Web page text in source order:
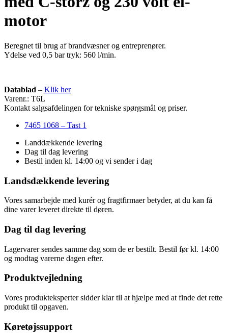
motor
Beregnet til brug af brandvæsner og entreprenører.
Ydelse ved 0,5 bar tryk: 560 l/min.
Datablad – Klik her
Varenr.: T6L
Kontakt salgsafdelingen for tekniske spørgsmål og priser.
7465 1068 – Tast 1
Landdækkende levering
Dag til dag levering
Bestil inden kl. 14:00 og vi sender i dag
Landsdækkende levering
Vores samarbejde med kurér og fragtfirmaer betyder, at du kan få
dine varer leveret direkte til døren.
Dag til dag levering
Lagervarer sendes samme dag som de er bestilt. Bestil før kl. 14:00
og modtag varerne dagen efter.
Produktvejledning
Vores produkteksperter sidder klar til at hjælpe med at finde det rette
produkt til opgaven.
Køretøjssupport